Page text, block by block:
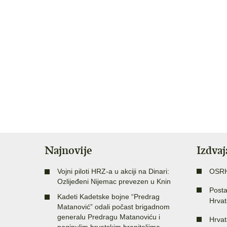
Najnovije
Vojni piloti HRZ-a u akciji na Dinari:
Ozlijeđeni Nijemac prevezen u Knin
Kadeti Kadetske bojne “Predrag
Matanović” odali počast brigadnom
generalu Predragu Matanoviću i